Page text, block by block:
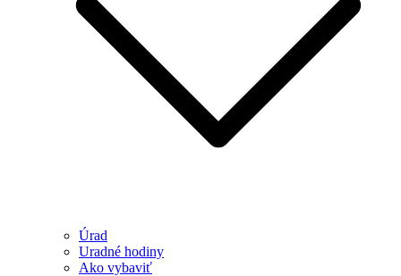
Úrad
Uradné hodiny
Ako vybaviť